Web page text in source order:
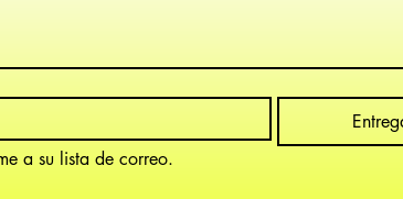
a su lista de correo.